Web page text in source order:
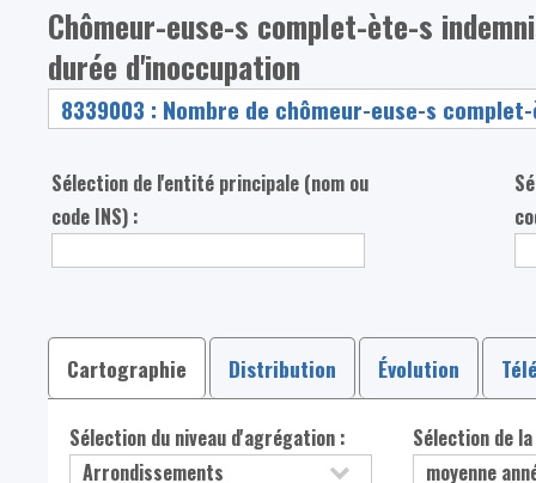
Chômeur-euse-s complet-ète-s
durée d'inoccupation
Sélection de l'entité principale (nom ou
code INS) :
Cartographie Distribution Évolution
Sélection du niveau d'agrégation : Sélection de